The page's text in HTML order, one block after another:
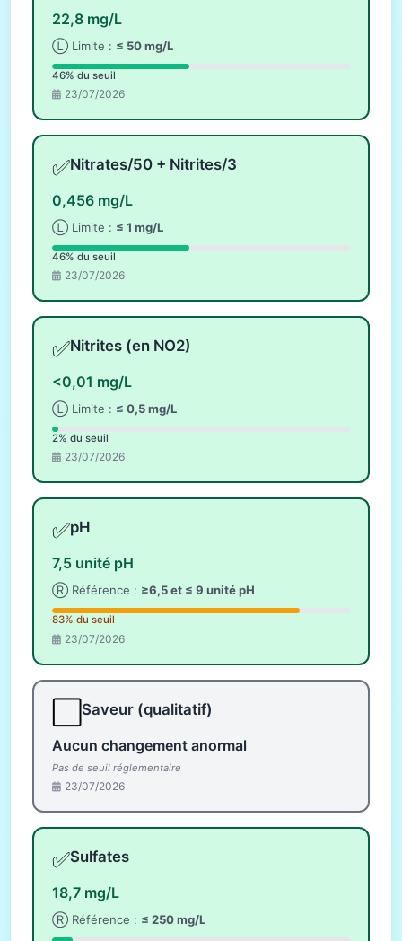
22,8 mg/L
Ⓛ Limite : ≤ 50 mg/L
46% du seuil
23/07/2026
✅Nitrates/50 + Nitrites/3
0,456 mg/L
Ⓛ Limite : ≤ 1 mg/L
46% du seuil
23/07/2026
✅Nitrites (en NO2)
<0,01 mg/L
Ⓛ Limite : ≤ 0,5 mg/L
2% du seuil
23/07/2026
✅pH
7,5 unité pH
Ⓡ Référence : ≥6,5 et ≤ 9 unité pH
83% du seuil
23/07/2026
Saveur (qualitatif)
Aucun changement anormal
Pas de seuil réglementaire
23/07/2026
✅Sulfates
18,7 mg/L
Ⓡ Référence : ≤ 250 mg/L